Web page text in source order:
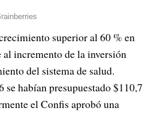
superior al 60 % en
al incremento de la inversión
del sistema de salud.
habían presupuestado $110,7
el Confis aprobó una